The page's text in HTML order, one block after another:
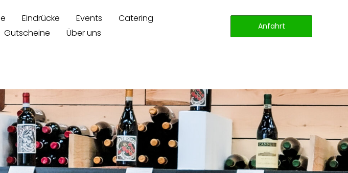
Eindrücke Events
Catering
Gutscheine Über uns
Anfahrt